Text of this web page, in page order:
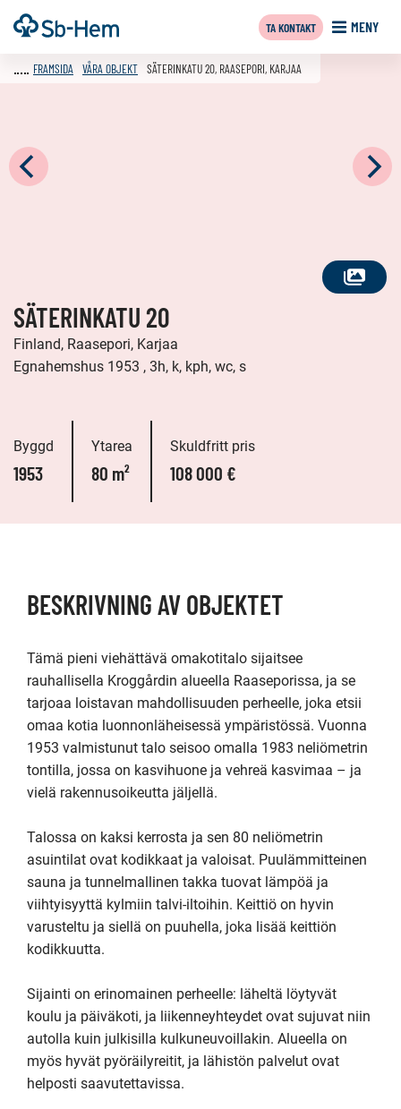
Till
innehållet
Framsida MENY
TA KONTAKT
SE
FRAMSIDA VÅRA OBJEKT SÄTERINKATU 20, RAASEPORI, KARJAA
SÄTERINKATU 20
Finland, Raasepori, Karjaa
Egnahemshus 1953 , 3h, k, kph, wc, s
Byggd
1953
Ytarea
80 m²
Skuldfritt pris
108 000 €
BESKRIVNING AV OBJEKTET
Tämä pieni viehättävä omakotitalo sijaitsee
rauhallisella Kroggårdin alueella Raaseporissa, ja se
tarjoaa loistavan mahdollisuuden perheelle, joka etsii
omaa kotia luonnonläheisessä ympäristössä. Vuonna
1953 valmistunut talo seisoo omalla 1983 neliömetrin
tontilla, jossa on kasvihuone ja vehreä kasvimaa – ja
vielä rakennusoikeutta jäljellä.
Talossa on kaksi kerrosta ja sen 80 neliömetrin
asuintilat ovat kodikkaat ja valoisat. Puulämmitteinen
sauna ja tunnelmallinen takka tuovat lämpöä ja
viihtyisyyttä kylmiin talvi-iltoihin. Keittiö on hyvin
varusteltu ja siellä on puuhella, joka lisää keittiön
kodikkuutta.
Sijainti on erinomainen perheelle: läheltä löytyvät
koulu ja päiväkoti, ja liikenneyhteydet ovat sujuvat niin
autolla kuin julkisilla kulkuneuvoillakin. Alueella on
myös hyvät pyöräilyreitit, ja lähistön palvelut ovat
helposti saavutettavissa.